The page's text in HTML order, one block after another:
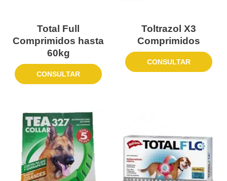
Total Full
Comprimidos hasta
60kg
CONSULTAR
Toltrazol X3
Comprimidos
CONSULTAR